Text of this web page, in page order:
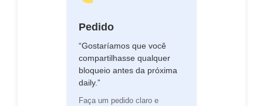
Pedido
“Gostaríamos que você
compartilhasse qualquer
bloqueio antes da próxima
daily.”
Faça um pedido claro e